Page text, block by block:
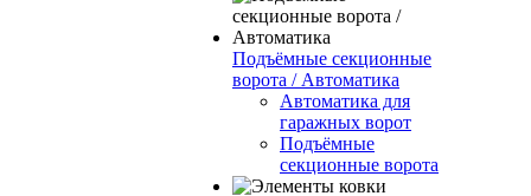
Подъёмные секционные
ворота / Автоматика
Автоматика для
гаражных ворот
Подъёмные
секционные ворота